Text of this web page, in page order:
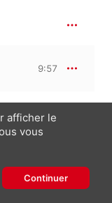
9:57
The Seasons, Op. 37a, Op. 37b, TH 135 · “Les Saisons”
afficher le
vous
Continuer